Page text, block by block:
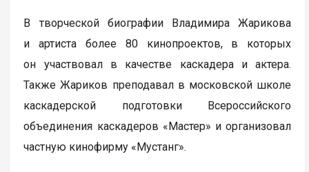
В творческой биографии Владимира Жарикова
и артиста более 80 кинопроектов, в которых
он участвовал в качестве каскадера и актера.
Также Жариков преподавал в московской школе
каскадерской подготовки Всероссийского
объединения каскадеров «Мастер» и организовал
частную кинофирму «Мустанг».